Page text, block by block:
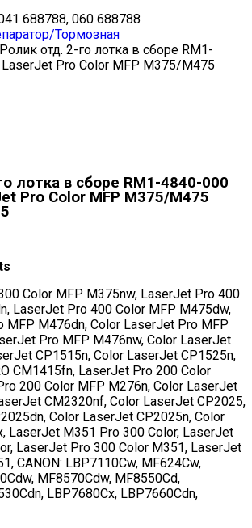
688788, 060 688788
Тормозная
отд. 2-го лотка в сборе RM1-
Pro Color MFP M375/M475
лотка в сборе RM1-4840-000
Pro Color MFP M375/M475
Color MFP M375nw, LaserJet Pro 400
LaserJet Pro 400 Color MFP M475dw,
MFP M476dn, Color LaserJet Pro MFP
Pro MFP M476nw, Color LaserJet
CP1515n, Color LaserJet CP1525n,
CM1415fn, LaserJet Pro 200 Color
200 Color MFP M276n, Color LaserJet
CM2320nf, Color LaserJet CP2025,
Color LaserJet CP2025n, Color
LaserJet M351 Pro 300 Color, LaserJet
LaserJet Pro 300 Color M351, LaserJet
CANON: LBP7110Cw, MF624Cw,
MF8570Cdw, MF8550Cd,
LBP7680Cx, LBP7660Cdn,